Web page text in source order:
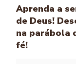
Aprenda a
de Deus!
na parábola
fé!